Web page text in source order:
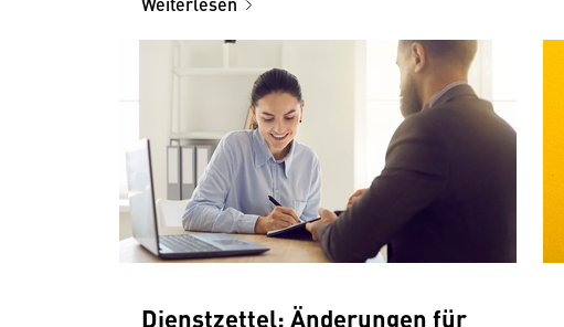
Dienstzettel: Änderungen für